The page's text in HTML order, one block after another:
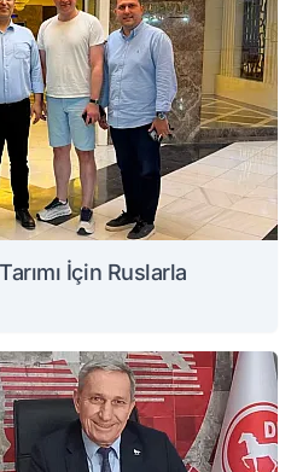
İçin Ruslarla